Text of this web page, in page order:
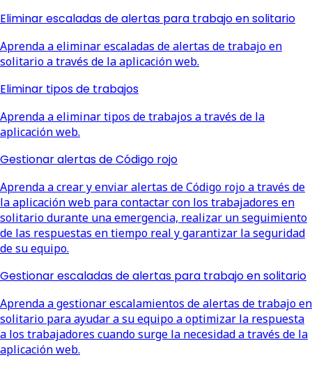
Eliminar escaladas de alertas para trabajo en solitario
Aprenda a eliminar escaladas de alertas de trabajo en
solitario a través de la aplicación web.
Eliminar tipos de trabajos
Aprenda a eliminar tipos de trabajos a través de la
aplicación web.
Gestionar alertas de Código rojo
Aprenda a crear y enviar alertas de Código rojo a través de
la aplicación web para contactar con los trabajadores en
solitario durante una emergencia, realizar un seguimiento
de las respuestas en tiempo real y garantizar la seguridad
de su equipo.
Gestionar escaladas de alertas para trabajo en solitario
Aprenda a gestionar escalamientos de alertas de trabajo en
solitario para ayudar a su equipo a optimizar la respuesta
a los trabajadores cuando surge la necesidad a través de la
aplicación web.